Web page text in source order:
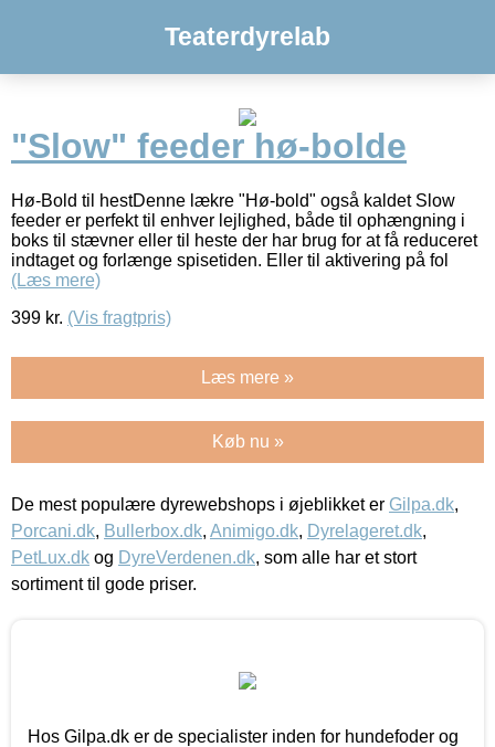
Teaterdyrelab
"Slow" feeder hø-bolde
Hø-Bold til hestDenne lækre "Hø-bold" også kaldet Slow
feeder er perfekt til enhver lejlighed, både til ophængning i
boks til stævner eller til heste der har brug for at få reduceret
indtaget og forlænge spisetiden. Eller til aktivering på fol
(Læs mere)
399 kr. (Vis fragtpris)
Læs mere »
Køb nu »
De mest populære dyrewebshops i øjeblikket er Gilpa.dk,
Porcani.dk, Bullerbox.dk, Animigo.dk, Dyrelageret.dk,
PetLux.dk og DyreVerdenen.dk, som alle har et stort
sortiment til gode priser.
Hos Gilpa.dk er de specialister inden for hundefoder og